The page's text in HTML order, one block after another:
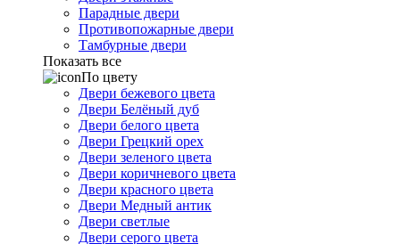
Парадные двери
Противопожарные двери
Тамбурные двери
Показать все
По цвету
Двери бежевого цвета
Двери Белёный дуб
Двери белого цвета
Двери Грецкий орех
Двери зеленого цвета
Двери коричневого цвета
Двери красного цвета
Двери Медный антик
Двери светлые
Двери серого цвета